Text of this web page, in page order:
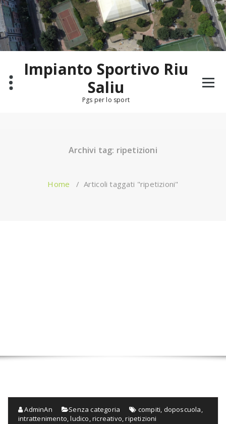
Salta
al
contenuto
Impianto Sportivo Riu
Saliu
Pgs per lo sport
Archivi tag: ripetizioni
Home / Articoli taggati "ripetizioni"
AdminAn Senza categoria compiti, doposcuola,
intrattenimento,ludico,ricreativo,ripetizioni